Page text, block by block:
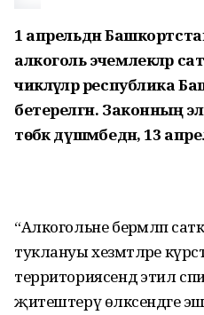
1 апрельдән
алкоголь эчемлекләр
чикләүләр республика
бетерелгән. Законның
төбәк дүшәмбедән, 13
“Алкогольне берәмләп
туклануы хезмәтләре
территориясендә этил
җитештерү өлкәсендәге